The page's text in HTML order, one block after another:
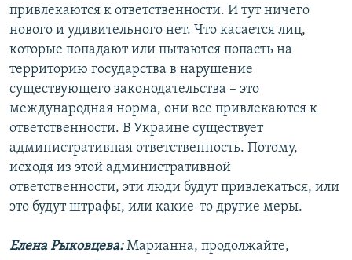
привлекаются к ответственности. И тут ничего
нового и удивительного нет. Что касается лиц,
которые попадают или пытаются попасть на
территорию государства в нарушение
существующего законодательства – это
международная норма, они все привлекаются к
ответственности. В Украине существует
административная ответственность. Потому,
исходя из этой административной
ответственности, эти люди будут привлекаться, или
это будут штрафы, или какие-то другие меры.
Елена Рыковцева:Марианна, продолжайте,